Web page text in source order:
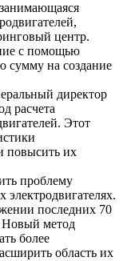
центр.
с помощью
сумму на создание
директор
расчета
Этот
повысить их
проблему
последних 70
Новый метод
более
область их